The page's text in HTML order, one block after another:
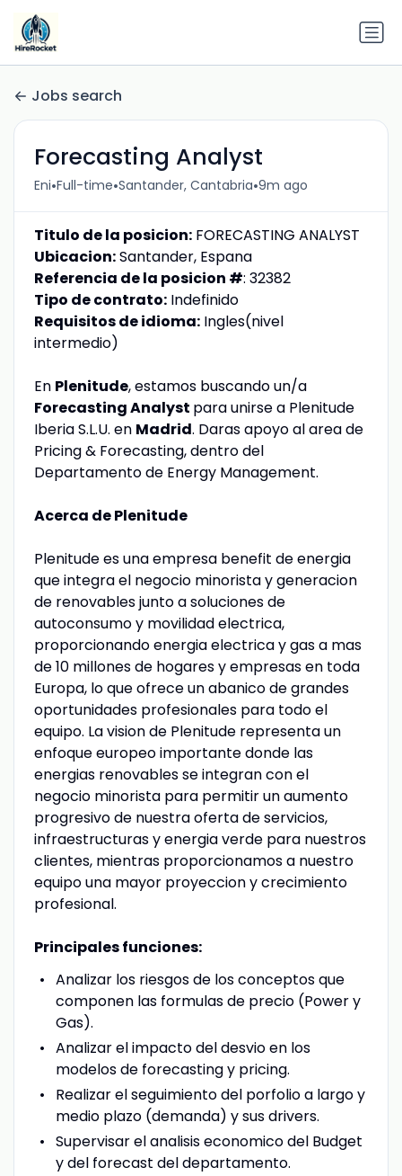
Jobs search
Forecasting Analyst
Eni•Full-time•Santander, Cantabria•9m ago
Titulo de la posicion:FORECASTING ANALYST
Ubicacion:Santander, Espana
Referencia de la posicion #: 32382
Tipo de contrato:Indefinido
Requisitos de idioma:Ingles(nivel
intermedio)
En Plenitude, estamos buscando un/a
Forecasting Analyst para unirse a Plenitude
Iberia S.L.U. en Madrid. Daras apoyo al area de
Pricing & Forecasting, dentro del
Departamento de Energy Management.
Acerca de Plenitude
Plenitude es una empresa benefit de energia
que integra el negocio minorista y generacion
de renovables junto a soluciones de
autoconsumo y movilidad electrica,
proporcionando energia electrica y gas a mas
de 10 millones de hogares y empresas en toda
Europa, lo que ofrece un abanico de grandes
oportunidades profesionales para todo el
equipo. La vision de Plenitude representa un
enfoque europeo importante donde las
energias renovables se integran con el
negocio minorista para permitir un aumento
progresivo de nuestra oferta de servicios,
infraestructuras y energia verde para nuestros
clientes, mientras proporcionamos a nuestro
equipo una mayor proyeccion y crecimiento
profesional.
Principales funciones:
Analizar los riesgos de los conceptos que
componen las formulas de precio (Power y
Gas).
Analizar el impacto del desvio en los
modelos de forecasting y pricing.
Realizar el seguimiento del porfolio a largo y
medio plazo (demanda) y sus drivers.
Supervisar el analisis economico del Budget
y del forecast del departamento.